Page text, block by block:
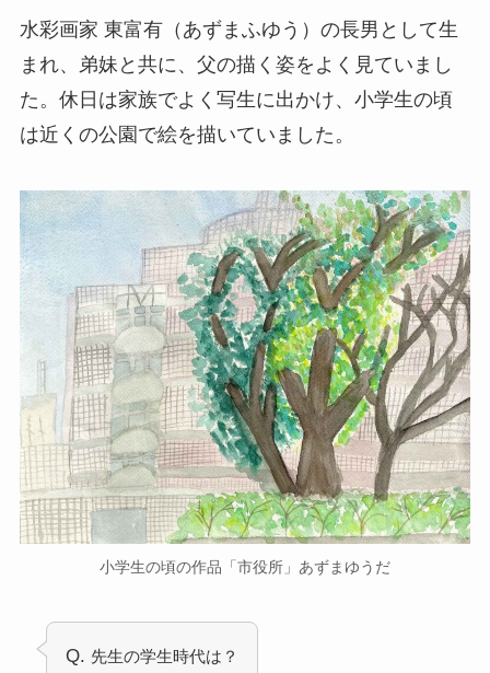
水彩画家 東富有（あずまふゆう）の長男として生
まれ、弟妹と共に、父の描く姿をよく見ていまし
た。休日は家族でよく写生に出かけ、小学生の頃
は近くの公園で絵を描いていました。
小学生の頃の作品「市役所」あずまゆうだ
Q. 先生の学生時代は？